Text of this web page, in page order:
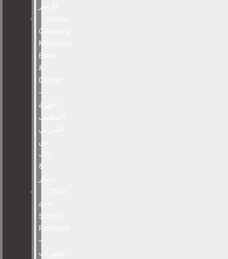
كارشر
Cleaning
Machines
Black
&
Decker
–
أجهزة
التنظيف
المنزلي
من
بلاك
&
ديكر
and
School
Furniture
–
تجهيزات